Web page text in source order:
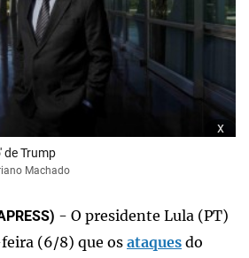
x
de Trump
Machado
- O presidente Lula (PT)
(6/8) que os ataques do